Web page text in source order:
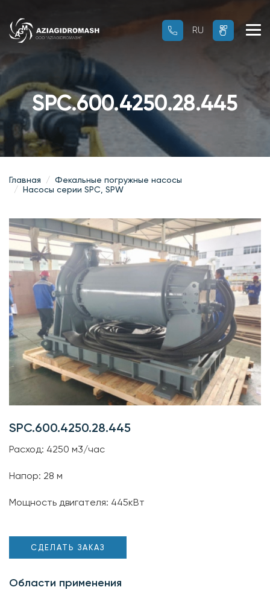
RU
SPC.600.4250.28.445
Главная
Фекальные погружные насосы
Насосы серии SPC, SPW
SPC.600.4250.28.445
Расход: 4250 м3/час
Напор: 28 м
Мощность двигателя: 445кВт
СДЕЛАТЬ ЗАКАЗ
Области применения